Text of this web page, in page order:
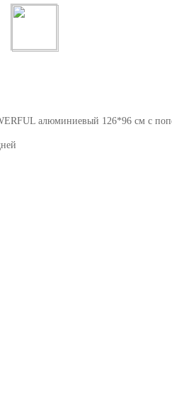
алюминиевый 126*96 см с